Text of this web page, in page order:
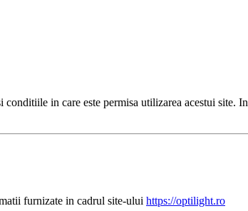
conditiile in care este permisa utilizarea acestui site.
furnizate in cadrul site-ului https://optilight.ro